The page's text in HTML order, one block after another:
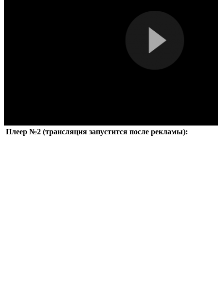
Плеер №2 (трансляция запустится после рекламы):